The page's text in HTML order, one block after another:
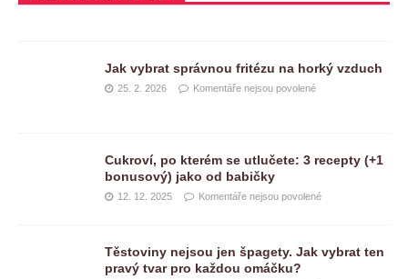
Jak vybrat správnou fritézu na horký vzduch
25. 2. 2026 Komentáře nejsou povolené
Cukroví, po kterém se utlučete: 3 recepty (+1
bonusový) jako od babičky
12. 12. 2025 Komentáře nejsou povolené
Těstoviny nejsou jen špagety. Jak vybrat ten
pravý tvar pro každou omáčku?